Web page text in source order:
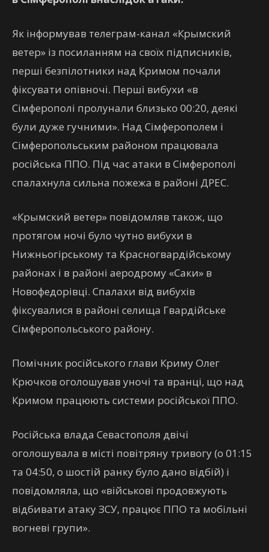
Як інформував телеграм-канал «Крымский
ветер» із посиланням на своїх підписників,
перші безпілотники над Кримом почали
фіксувати опівночі. Перші вибухи «в
Сімферополі пролунали близько 00:20, деякі
були дуже гучними». Над Сімферополем і
Сімферопольським районом працювала
російська ППО. Під час атаки в Сімферополі
спалахнула сильна пожежа в районі ДРЕС.
«Крымский ветер» повідомляв також, що
протягом ночі було чутно вибухи в
Нижньогірському та Красногвардійському
районах і в районі аеродрому «Саки» в
Новофедорівці. Спалахи від вибухів
фіксувалися в районі селища Гвардійське
Сімферопольського району.
Помічник російського глави Криму Олег
Крючков оголошував уночі та вранці, що над
Кримом працюють системи російської ППО.
Російська влада Севастополя двічі
оголошувала в місті повітряну тривогу (о 01:15
та 04:50, о шостій ранку було дано відбій) і
повідомляла, що «військові продовжують
відбивати атаку ЗСУ, працює ППО та мобільні
вогневі групи».